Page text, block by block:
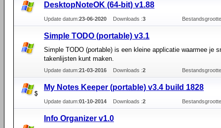
DesktopNoteOK (64-bit) v1.88
Update datum:23-06-2020 Downloads :3
Simple TODO (portable) v3.1
Simple TODO (portable) is een kleine applicatie waarmee je
takenlijsten kunt maken.
Update datum:21-03-2016 Downloads :2
My Notes Keeper (portable) v3.4 build 1828
Update datum:01-10-2014 Downloads :2
Info Organizer v1.0